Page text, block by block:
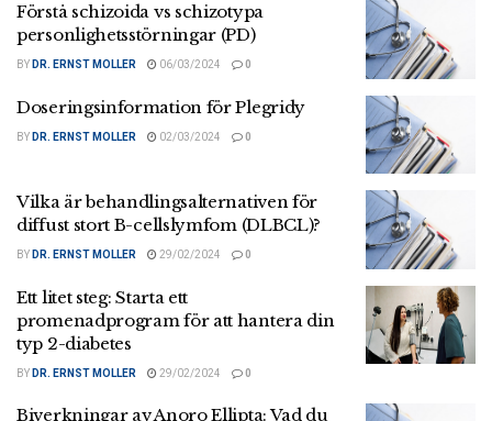
Förstå schizoida vs schizotypa
personlighetsstörningar (PD)
BY DR. ERNST MOLLER 06/03/2024 0
Doseringsinformation för Plegridy
BY DR. ERNST MOLLER 02/03/2024 0
Vilka är behandlingsalternativen för
diffust stort B-cellslymfom (DLBCL)?
BY DR. ERNST MOLLER 29/02/2024 0
Ett litet steg: Starta ett
promenadprogram för att hantera din
typ 2-diabetes
BY DR. ERNST MOLLER 29/02/2024 0
Biverkningar av Anoro Ellipta: Vad du